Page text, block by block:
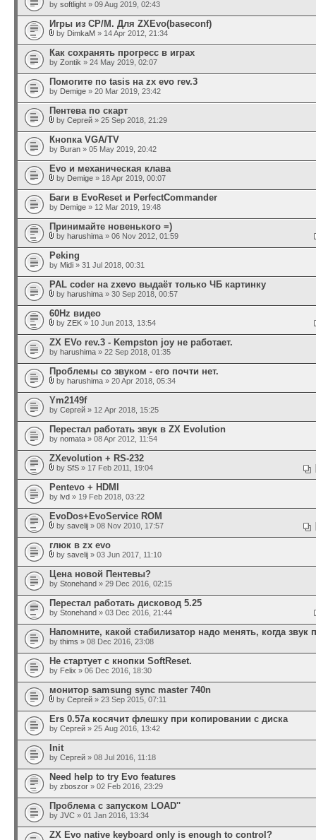
by softlight » 09 Aug 2019, 02:43
Игры из CP/M. Для ZXEvo(baseconf)
by DimkaM » 14 Apr 2012, 21:34
Как сохранять прогресс в играх
by Zontik » 24 May 2019, 02:07
Помогите по tasis на zx evo rev.3
by Demige » 20 Mar 2019, 23:42
Пентева по скарт
by Сергей » 25 Sep 2018, 21:29
Кнопка VGA/TV
by Buran » 05 May 2019, 20:42
Evo и механическая клава
by Demige » 18 Apr 2019, 00:07
Баги в EvoReset и PerfectCommander
by Demige » 12 Mar 2019, 19:48
Принимайте новенького =)
by harushima » 06 Nov 2012, 01:59
Peking
by Midi » 31 Jul 2018, 00:31
PAL coder на zxevo выдаёт только ЧБ картинку
by harushima » 30 Sep 2018, 00:57
60Hz видео
by ZEK » 10 Jun 2013, 13:54
ZX EVo rev.3 - Kempston joy не работает.
by harushima » 22 Sep 2018, 01:35
Проблемы со звуком - его почти нет.
by harushima » 20 Apr 2018, 05:34
Ym2149f
by Сергей » 12 Apr 2018, 15:25
Перестал работать звук в ZX Evolution
by nomata » 08 Apr 2012, 11:54
ZXevolution + RS-232
by SfS » 17 Feb 2011, 19:04
Pentevo + HDMI
by lvd » 19 Feb 2018, 03:22
EvoDos+EvoService ROM
by savelij » 08 Nov 2010, 17:57
глюк в zx evo
by savelij » 03 Jun 2017, 11:10
Цена новой Пентевы?
by Stonehand » 29 Dec 2016, 02:15
Перестал работать дисковод 5.25
by Stonehand » 03 Dec 2016, 21:44
Напомните, какой стабилизатор надо менять, когда звук
by thims » 08 Dec 2016, 23:08
Не стартует с кнопки SoftReset.
by Felix » 06 Dec 2016, 18:30
монитор samsung sync master 740n
by Сергей » 23 Sep 2015, 07:11
Ers 0.57a косячит флешку при копировании с диска
by Сергей » 25 Aug 2016, 13:42
Init
by Сергей » 08 Jul 2016, 11:18
Need help to try Evo features
by zboszor » 02 Feb 2016, 23:29
Проблема с запуском LOAD''
by JVC » 01 Jan 2016, 13:34
ZX Evo native keyboard only is enough to control?